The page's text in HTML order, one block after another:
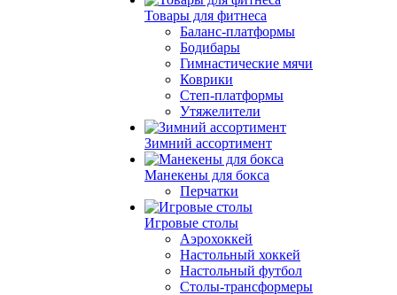
Товары для фитнеса
Баланс-платформы
Бодибары
Гимнастические мячи
Коврики
Степ-платформы
Утяжелители
Зимний ассортимент
Манекены для бокса
Перчатки
Игровые столы
Аэрохоккей
Настольный хоккей
Настольный футбол
Столы-трансформеры